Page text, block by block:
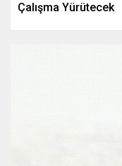
Çalışma Yürütecek